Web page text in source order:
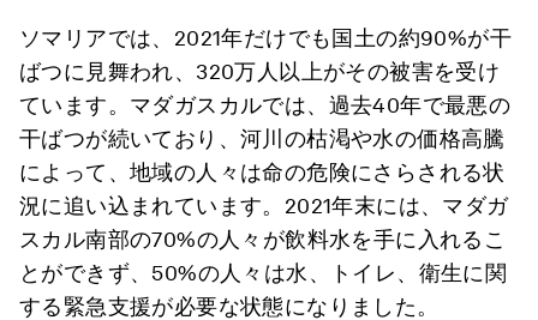
ソマリアでは、2021年だけでも国土の約90%が干
ばつに見舞われ、320万人以上がその被害を受け
ています。マダガスカルでは、過去40年で最悪の
干ばつが続いており、河川の枯渇や水の価格高騰
によって、地域の人々は命の危険にさらされる状
況に追い込まれています。2021年末には、マダガ
スカル南部の70%の人々が飲料水を手に入れるこ
とができず、50%の人々は水、トイレ、衛生に関
する緊急支援が必要な状態になりました。